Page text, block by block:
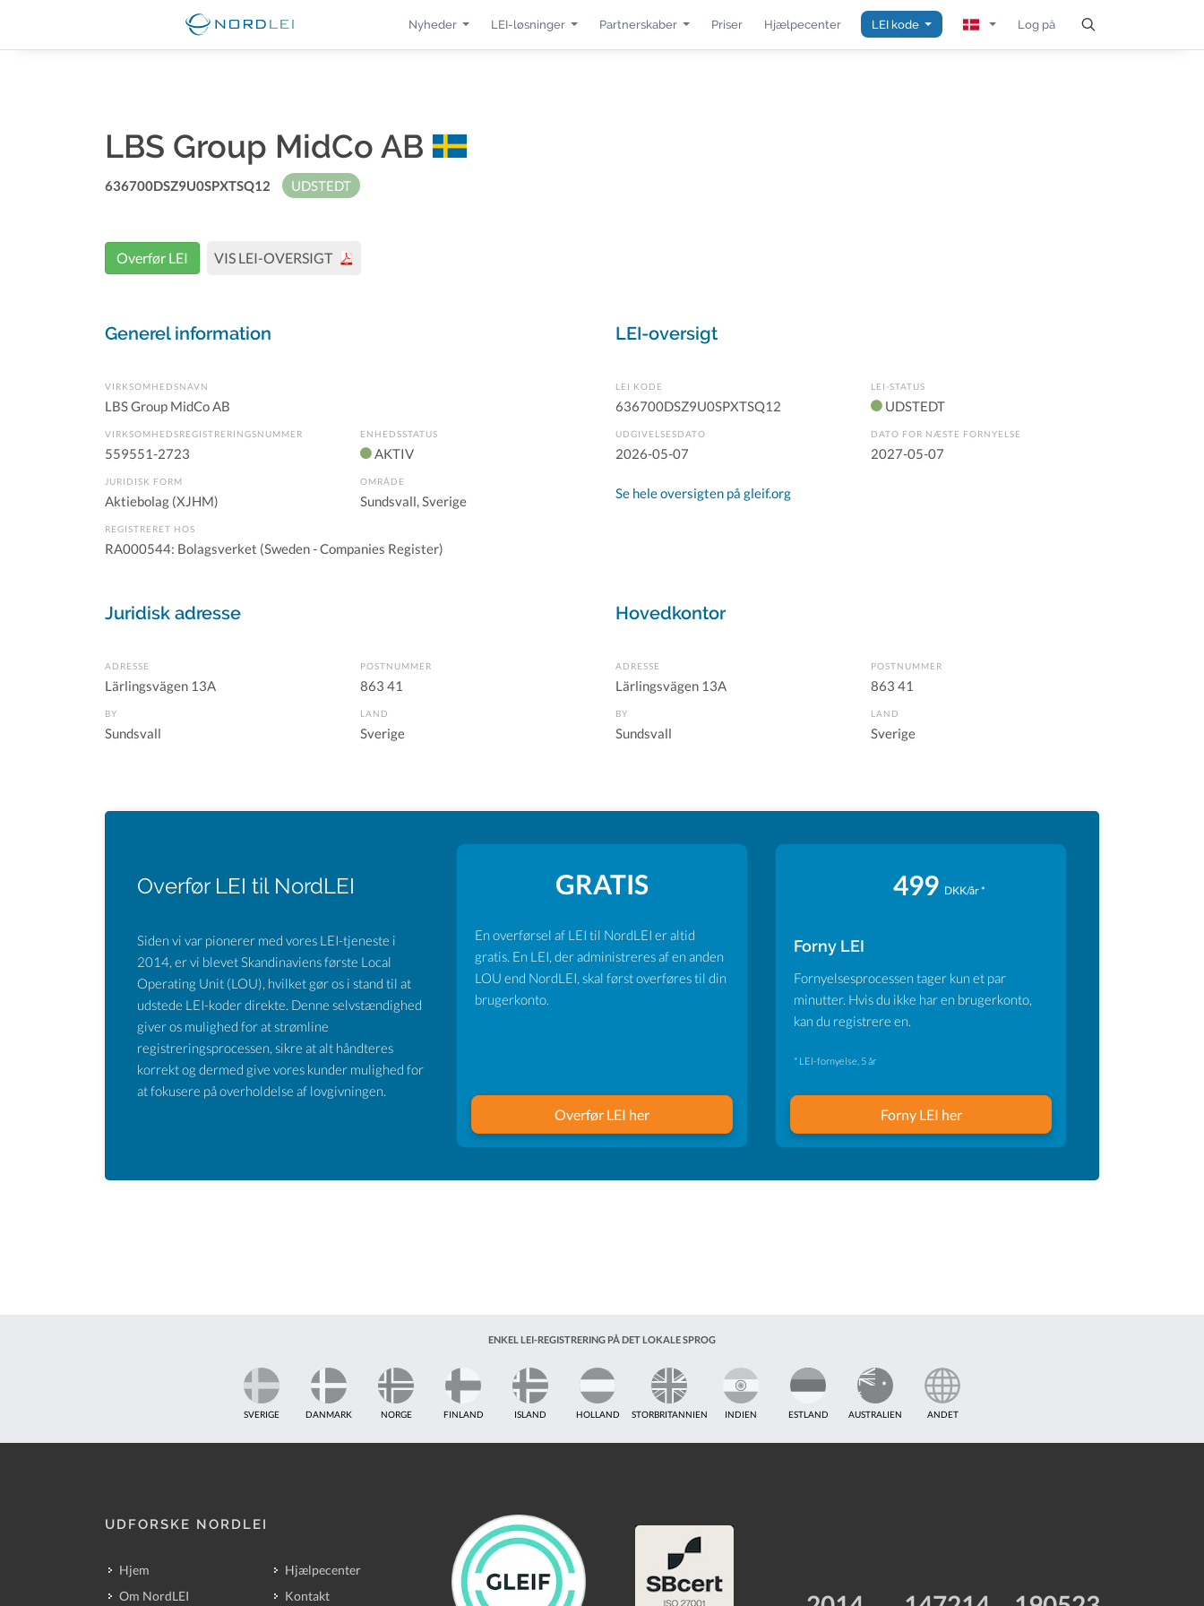
Nyheder LEI-løsninger Partnerskaber Priser Hjælpecenter LEI kode Log på
LBS Group MidCo AB
636700DSZ9U0SPXTSQ12 UDSTEDT
Overfør LEI VIS LEI-OVERSIGT
Generel information
VIRKSOMHEDSNAVN
LBS Group MidCo AB
VIRKSOMHEDSREGISTRERINGSNUMMER
559551-2723
ENHEDSSTATUS
AKTIV
JURIDISK FORM
Aktiebolag (XJHM)
OMRÅDE
Sundsvall, Sverige
REGISTRERET HOS
RA000544: Bolagsverket (Sweden - Companies Register)
LEI-oversigt
LEI KODE
636700DSZ9U0SPXTSQ12
LEI-STATUS
UDSTEDT
UDGIVELSESDATO
2026-05-07
DATO FOR NÆSTE FORNYELSE
2027-05-07
Se hele oversigten på gleif.org
Juridisk adresse
ADRESSE
Lärlingsvägen 13A
POSTNUMMER
863 41
BY
Sundsvall
LAND
Sverige
Hovedkontor
ADRESSE
Lärlingsvägen 13A
POSTNUMMER
863 41
BY
Sundsvall
LAND
Sverige
Overfør LEI til NordLEI
Siden vi var pionerer med vores LEI-tjeneste i
2014, er vi blevet Skandinaviens første Local
Operating Unit (LOU), hvilket gør os i stand til at
udstede LEI-koder direkte. Denne selvstændighed
giver os mulighed for at strømline
registreringsprocessen, sikre at alt håndteres
korrekt og dermed give vores kunder mulighed for
at fokusere på overholdelse af lovgivningen.
GRATIS
En overførsel af LEI til NordLEI er altid
gratis. En LEI, der administreres af en anden
LOU end NordLEI, skal først overføres til din
brugerkonto.
Overfør LEI her
499 DKK/år *
Forny LEI
Fornyelsesprocessen tager kun et par
minutter. Hvis du ikke har en brugerkonto,
kan du registrere en.
* LEI-fornyelse, 5 år
Forny LEI her
ENKEL LEI-REGISTRERING PÅ DET LOKALE SPROG
SVERIGE DANMARK NORGE FINLAND ISLAND HOLLAND STORBRITANNIEN INDIEN ESTLAND AUSTRALIEN ANDET
UDFORSKE NORDLEI
Hjem
Om NordLEI
Hjælpecenter
Kontakt